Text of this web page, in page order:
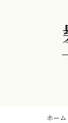
ホーム